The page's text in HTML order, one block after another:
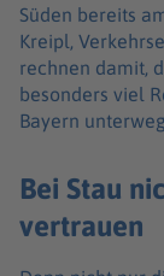
Süden bereits
Kreipl,
rechnen damit,
besonders viel
Bayern
Bei Stau
vertrauen